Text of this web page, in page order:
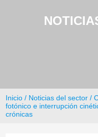
Inicio / Noticias del sector /
fotónico e interrupción
crónicas